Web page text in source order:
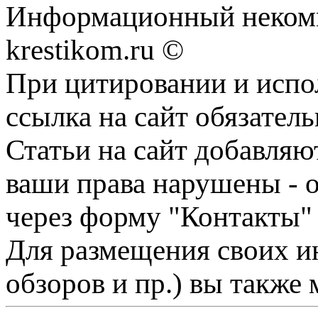
Информационный
krestikom.ru ©
При цитировании и
ссылка на сайт
Статьи на сайт
ваши права нарушены -
через форму "Контакты"
Для размещения своих
обзоров и пр.) вы также